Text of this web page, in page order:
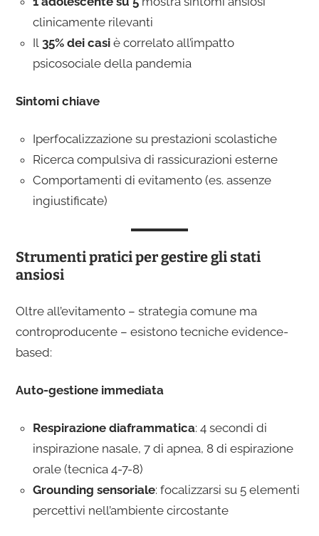
clinicamente rilevanti
Il 35% dei casiè correlato all’impatto
psicosociale della pandemia
Sintomi chiave
Iperfocalizzazione su prestazioni scolastiche
Ricerca compulsiva di rassicurazioni esterne
Comportamenti di evitamento (es. assenze
ingiustificate)
Strumenti pratici per gestire gli stati
ansiosi
Oltre all’evitamento – strategia comune ma
controproducente – esistono tecniche evidence-
based:
Auto-gestione immediata
Respirazione diaframmatica: 4 secondi di
inspirazione nasale, 7 di apnea, 8 di espirazione
orale (tecnica 4-7-8)
Grounding sensoriale: focalizzarsi su 5 elementi
percettivi nell’ambiente circostante